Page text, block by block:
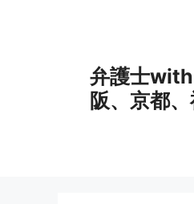
弁護士
阪、京都、